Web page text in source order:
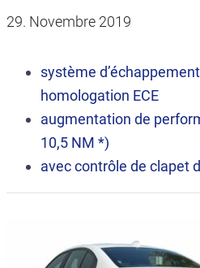
29. Novembre 2019
système
homologation ECE
augmentation de
10,5 NM *)
avec contrôle de clapet